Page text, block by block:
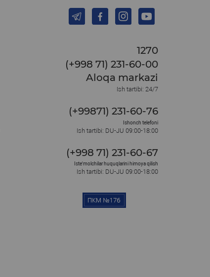
1270
(+998 71) 231-60-00
Aloqa markazi
Ish tartibi: 24/7
(+99871) 231-60-76
Ishonch telefoni
Ish tartibi: DU-JU 09:00-18:00
(+998 71) 231-60-67
Iste'molchilar huquqlarini himoya qilish
Ish tartibi: DU-JU 09:00-18:00